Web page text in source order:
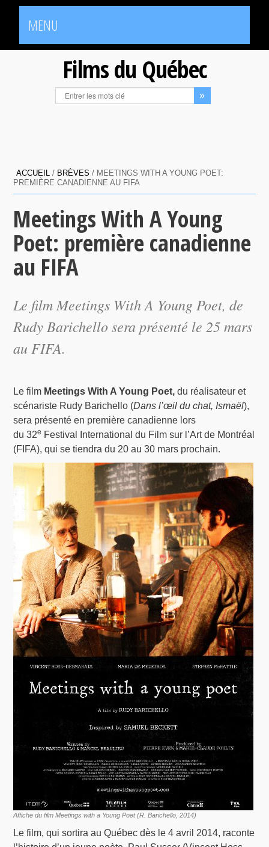
MENU
Films du Québec
ACCUEIL / BRÈVES / MEETINGS WITH A YOUNG POET:
PREMIÈRE CANADIENNE AU FIFA
Meetings With A Young
Poet: première canadienne
au FIFA
Le film Meetings With A Young Poet, de
Rudy Barichello sera présenté le 25 mars
au FIFA.
Le film Meetings With A Young Poet,du réalisateur et
scénariste Rudy Barichello (Dans l’œil du chat, Ismaël),
sera présenté en première canadienne lors
du 32e Festival International du Film sur l’Art de Montréal
(FIFA), qui se tiendra du 20 au 30 mars prochain.
Affiche du film Meetings with a Young Poet (R. Barichello, 2014)
Le film, qui sortira au Québec dès le 4 avril 2014, raconte